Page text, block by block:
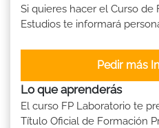
Si quieres hacer el Curso de
Estudios te informará
Pedir más
Lo que aprenderás
El curso FP Laboratorio te
Título Oficial de Formación